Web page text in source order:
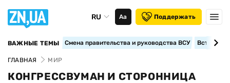
RU Аа Поддержать
ВАЖНЫЕ ТЕМЫ Смена правительства и руководства ВСУ
ГЛАВНАЯ МИР
КОНГРЕССВУМАН И СТОРОННИЦА